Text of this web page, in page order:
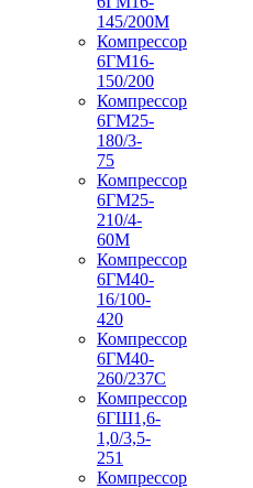
145/200М
Компрессор
6ГМ16-
150/200
Компрессор
6ГМ25-
180/3-
75
Компрессор
6ГМ25-
210/4-
60М
Компрессор
6ГМ40-
16/100-
420
Компрессор
6ГМ40-
260/237C
Компрессор
6ГШ1,6-
1,0/3,5-
251
Компрессор